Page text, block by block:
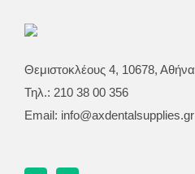
Θεμιστοκλέους 4, 10678, Αθήνα
Τηλ.: 210 38 00 356
Email: info@axdentalsupplies.gr